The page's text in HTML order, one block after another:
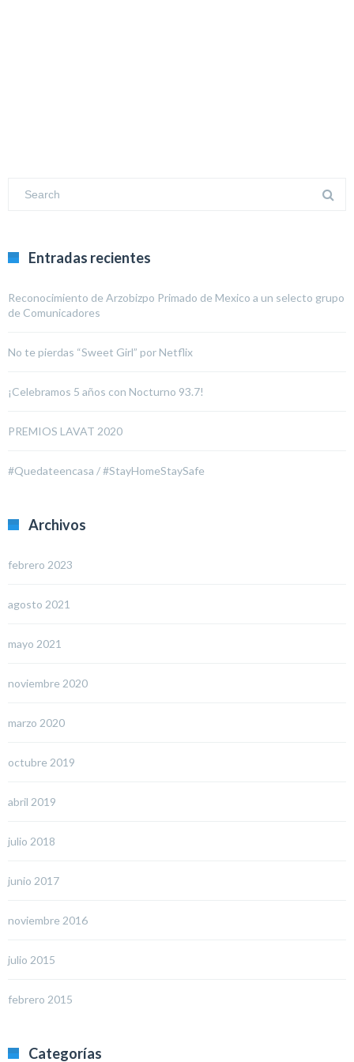
Entradas recientes
Reconocimiento de Arzobizpo Primado de Mexico a un selecto grupo
de Comunicadores
No te pierdas “Sweet Girl” por Netflix
¡Celebramos 5 años con Nocturno 93.7!
PREMIOS LAVAT 2020
#Quedateencasa / #StayHomeStaySafe
Archivos
febrero 2023
agosto 2021
mayo 2021
noviembre 2020
marzo 2020
octubre 2019
abril 2019
julio 2018
junio 2017
noviembre 2016
julio 2015
febrero 2015
Categorías